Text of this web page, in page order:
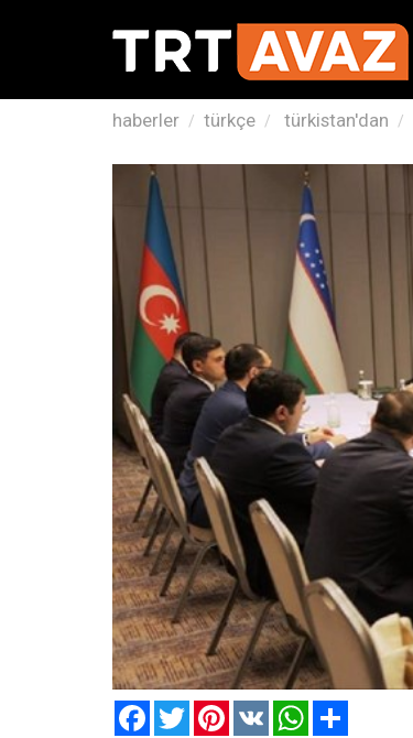
haberler türkçe türkistan'dan
FacebookTwitterPinterest
VK WhatsApp